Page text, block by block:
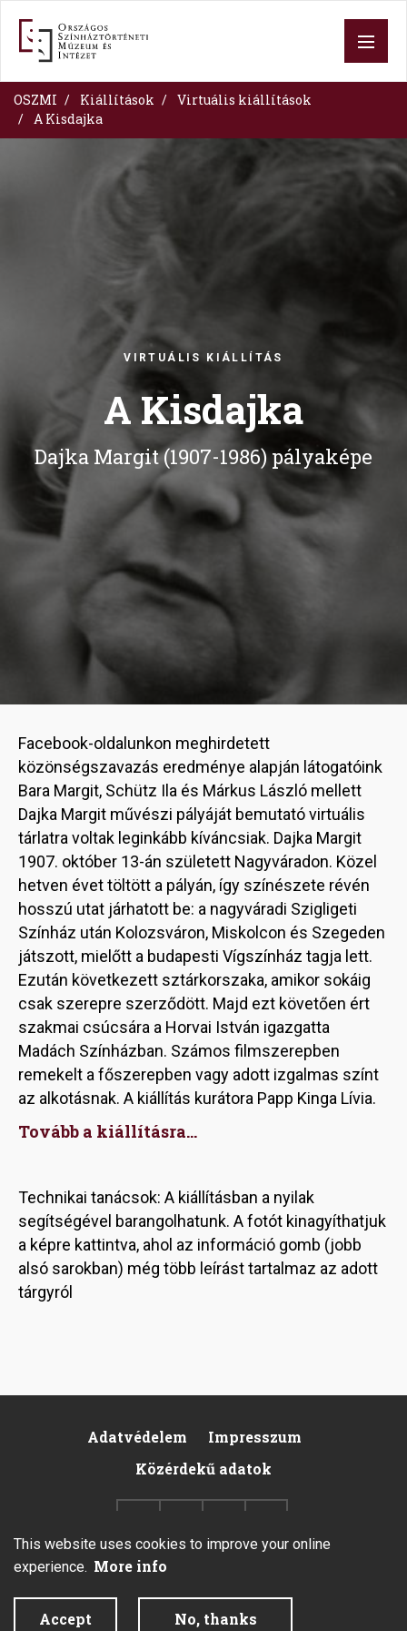
content
OSZMI Kiállítások
Virtuális kiállítások
A Kisdajka
VIRTUÁLIS KIÁLLÍTÁS
A Kisdajka
Dajka Margit (1907-1986) pályaképe
Facebook-oldalunkon meghirdetett
közönségszavazás eredménye alapján látogatóink
Bara Margit, Schütz Ila és Márkus László mellett
Dajka Margit művészi pályáját bemutató virtuális
tárlatra voltak leginkább kíváncsiak. Dajka Margit
1907. október 13-án született Nagyváradon. Közel
hetven évet töltött a pályán, így színészete révén
hosszú utat járhatott be: a nagyváradi Szigligeti
Színház után Kolozsváron, Miskolcon és Szegeden
játszott, mielőtt a budapesti Vígszínház tagja lett.
Ezután következett sztárkorszaka, amikor sokáig
csak szerepre szerződött. Majd ezt követően ért
szakmai csúcsára a Horvai István igazgatta
Madách Színházban. Számos filmszerepben
remekelt a főszerepben vagy adott izgalmas színt
az alkotásnak. A kiállítás kurátora Papp Kinga Lívia.
Tovább a kiállításra...
Technikai tanácsok: A kiállításban a nyilak
segítségével barangolhatunk. A fotót kinagyíthatjuk
a képre kattintva, ahol az információ gomb (jobb
alsó sarokban) még több leírást tartalmaz az adott
tárgyról
Footer
Adatvédelem
Impresszum
Közérdekű adatok
Created by Integral Vision Kft.
This website uses cookies to improve your online
experience. More info
Accept No, thanks